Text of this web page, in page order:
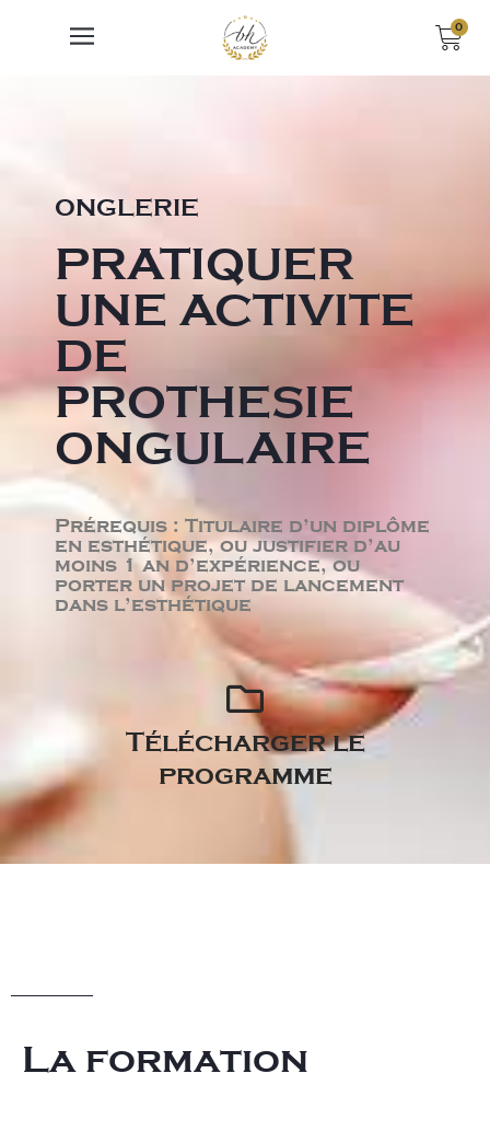
0
ONGLERIE
PRATIQUER
UNE ACTIVITE
DE
PROTHESIE
ONGULAIRE
Prérequis : Titulaire d’un diplôme
en esthétique, ou justifier d’au
moins 1 an d’expérience, ou
porter un projet de lancement
dans l’esthétique
Télécharger le
programme
La formation